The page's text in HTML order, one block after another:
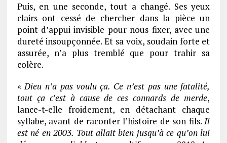
Puis, en une seconde, tout a changé. Ses yeux
clairs ont cessé de chercher dans la pièce un
point d’appui invisible pour nous fixer, avec une
dureté insoupçonnée. Et sa voix, soudain forte et
assurée, n’a plus tremblé que pour trahir sa
colère.
« Dieu n’a pas voulu ça. Ce n’est pas une fatalité,
tout ça c’est à cause de ces connards de merde,
lance-t-elle froidement, en détachant chaque
syllabe, avant de raconter l’histoire de son fils.Il
est né en 2003. Tout allait bien jusqu’à ce qu’on lui